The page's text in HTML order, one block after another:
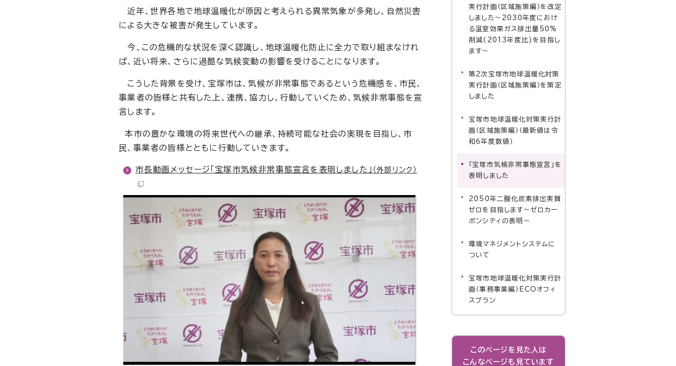
近年、世界各地で地球温暖化が原因と考えられる異常気象が多発し、自然災害
による大きな被害が発生しています。
今、この危機的な状況を深く認識し、地球温暖化防止に全力で取り組まなけれ
ば、近い将来、さらに過酷な気候変動の影響を受けることになります。
こうした背景を受け、宝塚市は、気候が非常事態であるという危機感を、市民、
事業者の皆様と共有した上、連携、協力し、行動していくため、気候非常事態を宣
言します。
本市の豊かな環境の将来世代への継承、持続可能な社会の実現を目指し、市
民、事業者の皆様とともに行動していきます。
市長動画メッセージ「宝塚市気候非常事態宣言を表明しました」 （外部リンク）
実行計画（区域施策編）を改定
しました～2030年度におけ
る温室効果ガス排出量50%
削減(2013年度比)を目指し
ます～
第2次宝塚市地球温暖化対策
実行計画（区域施策編）を策定
しました
宝塚市地球温暖化対策実行計
画（区域施策編）（最新値は令
和6年度数値）
「宝塚市気候非常事態宣言」を
表明しました
2050年二酸化炭素排出実質
ゼロを目指します～ゼロカー
ボンシティの表明～
環境マネジメントシステムに
ついて
宝塚市地球温暖化対策実行計
画（事務事業編）ECOオフィ
スプラン
このページを見た人は
こんなページも見ています